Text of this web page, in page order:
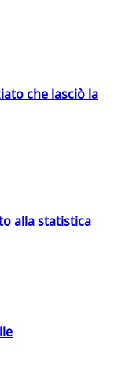
che lasciò la
alla statistica